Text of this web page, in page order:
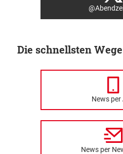
Die schnellsten
News per
News per